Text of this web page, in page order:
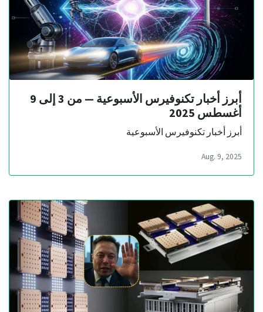
أبرز أخبار تكنوفيرس الأسبوعية — من 3 إلى 9
أغسطس 2025
أبرز أخبار تكنوفيرس الأسبوعية
Aug. 9, 2025